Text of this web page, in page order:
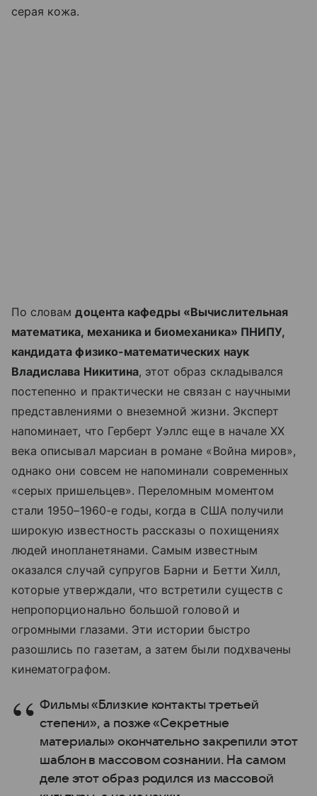
серая кожа.
По словамдоцента кафедры «Вычислительная
математика, механика и биомеханика» ПНИПУ,
кандидата физико-математических наук
Владислава Никитина, этот образ складывался
постепенно и практически не связан с научными
представлениями о внеземной жизни. Эксперт
напоминает, что Герберт Уэллс еще в начале XX
века описывал марсиан в романе «Война миров»,
однако они совсем не напоминали современных
«серых пришельцев». Переломным моментом
стали 1950–1960-е годы, когда в США получили
широкую известность рассказы о похищениях
людей инопланетянами. Самым известным
оказался случай супругов Барни и Бетти Хилл,
которые утверждали, что встретили существ с
непропорционально большой головой и
огромными глазами. Эти истории быстро
разошлись по газетам, а затем были подхвачены
кинематографом.
Фильмы «Близкие контакты третьей
степени», а позже «Секретные
материалы» окончательно закрепили этот
шаблон в массовом сознании. На самом
деле этот образ родился из массовой